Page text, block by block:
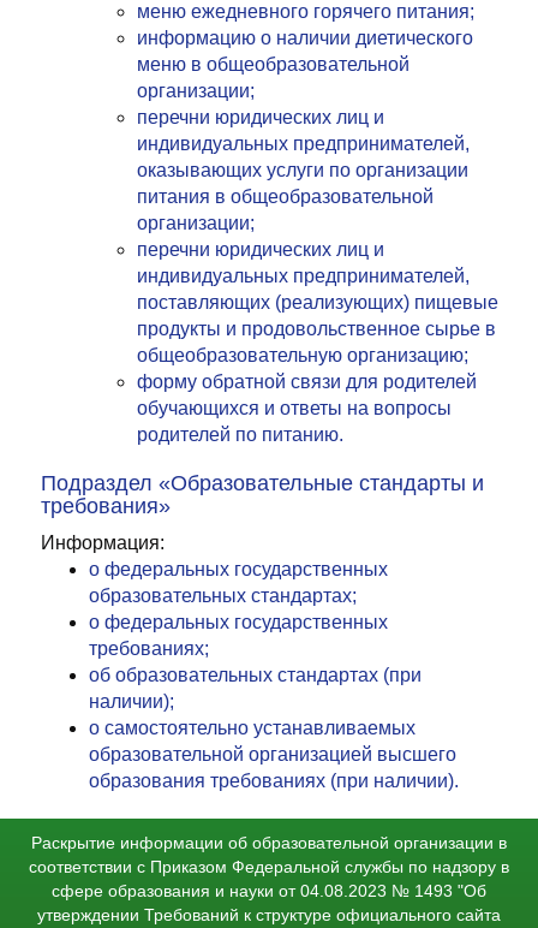
меню ежедневного горячего питания;
информацию о наличии диетического
меню в общеобразовательной
организации;
перечни юридических лиц и
индивидуальных предпринимателей,
оказывающих услуги по организации
питания в общеобразовательной
организации;
перечни юридических лиц и
индивидуальных предпринимателей,
поставляющих (реализующих) пищевые
продукты и продовольственное сырье в
общеобразовательную организацию;
форму обратной связи для родителей
обучающихся и ответы на вопросы
родителей по питанию.
Подраздел «Образовательные стандарты и
требования»
Информация:
о федеральных государственных
образовательных стандартах;
о федеральных государственных
требованиях;
об образовательных стандартах (при
наличии);
о самостоятельно устанавливаемых
образовательной организацией высшего
образования требованиях (при наличии).
Раскрытие информации об образовательной организации в
соответствии с Приказом Федеральной службы по надзору в
сфере образования и науки от 04.08.2023 № 1493 "Об
утверждении Требований к структуре официального сайта